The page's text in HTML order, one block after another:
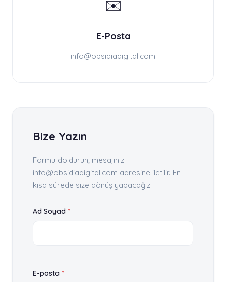
✉️
E-Posta
info@obsidiadigital.com
Bize Yazın
Formu doldurun; mesajınız
info@obsidiadigital.com adresine iletilir. En
kısa sürede size dönüş yapacağız.
Ad Soyad *
E-posta *